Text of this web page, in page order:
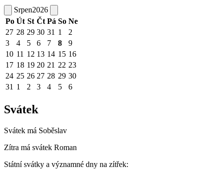
Srpen2026
Po Út St Čt Pá So Ne
27 28 29 30 31 1
2
3
4 5 6 7 8
9
10 11 12 13 14 15 16
17 18 19 20 21 22 23
24 25 26 27 28 29 30
31 1 2 3 4 5 6
Svátek
Svátek má Soběslav
Zítra má svátek Roman
Státní svátky a významné dny na zítřek: